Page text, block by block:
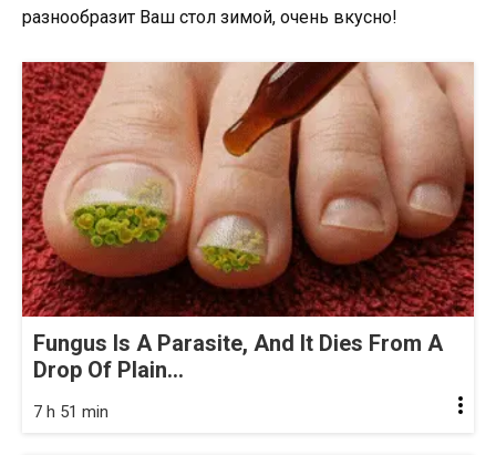
разнообразит Ваш стол зимой, очень вкусно!
Fungus Is A Parasite, And It Dies From A
Drop Of Plain...
7 h 51 min